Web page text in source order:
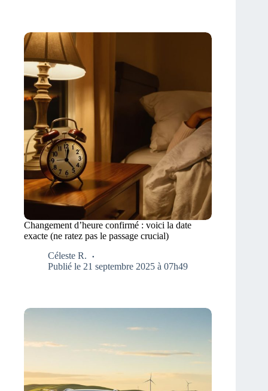
Changement d’heure confirmé : voici la date
exacte (ne ratez pas le passage crucial)
Céleste R.
Publié le 21 septembre 2025 à 07h49